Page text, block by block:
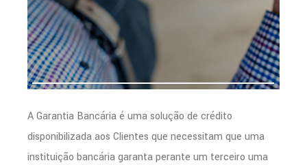
A Garantia Bancária é uma solução de crédito
disponibilizada aos Clientes que necessitam que uma
instituição bancária garanta perante um terceiro uma